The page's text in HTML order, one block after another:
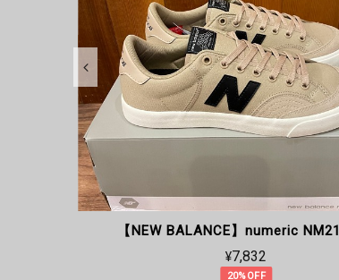
【VANS】Berble Pro 28cm
¥11,440
20%OFF